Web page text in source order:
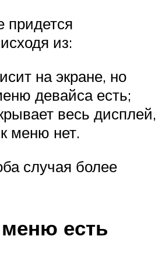
придется
из:
на экране, но
девайса есть;
весь дисплей,
меню нет.
случая более
есть